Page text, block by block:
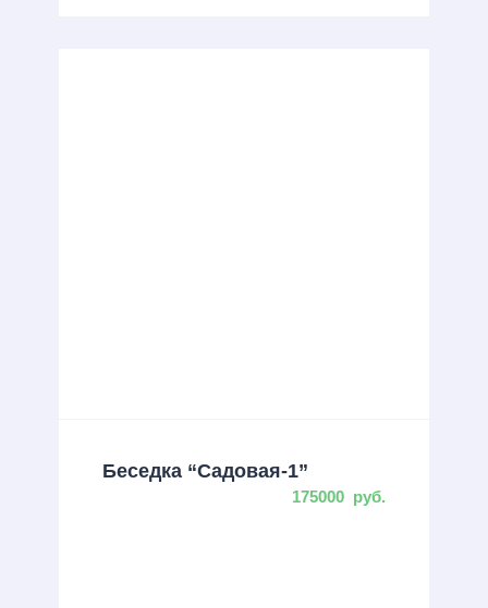
Беседка “Садовая-1”
175000 руб.